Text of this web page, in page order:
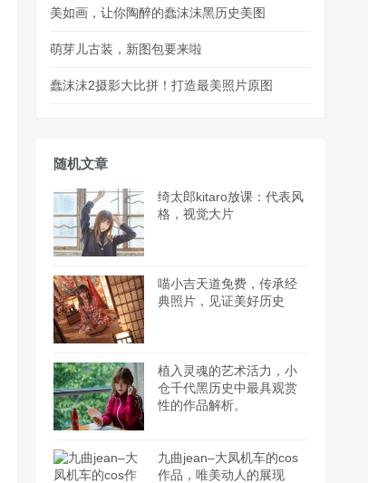
美如画，让你陶醉的蠢沫沫黑历史美图
萌芽儿古装，新图包要来啦
蠢沫沫2摄影大比拼！打造最美照片原图
随机文章
绮太郎kitaro放课：代表风
格，视觉大片
喵小吉天道免费，传承经
典照片，见证美好历史
植入灵魂的艺术活力，小
仓千代黑历史中最具观赏
性的作品解析。
九曲jean–大凤机车的cos
作品，唯美动人的展现